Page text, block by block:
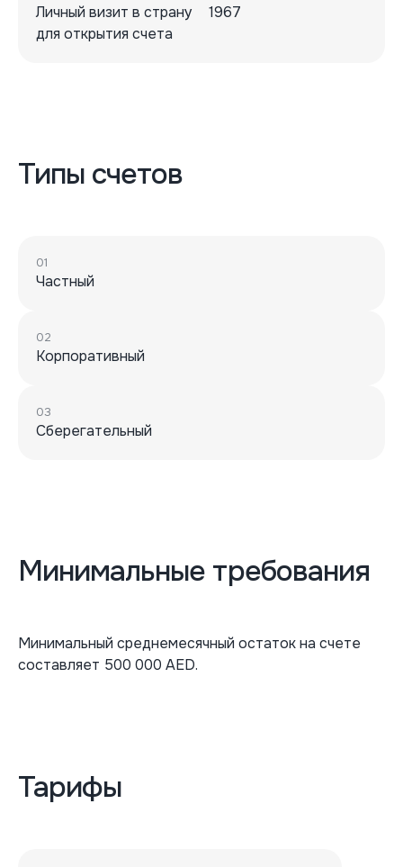
Личный визит в страну
для открытия счета
1967
Типы счетов
01
Частный
02
Корпоративный
03
Сберегательный
Минимальные требования
Минимальный среднемесячный остаток на счете
составляет 500 000 AED.
Тарифы